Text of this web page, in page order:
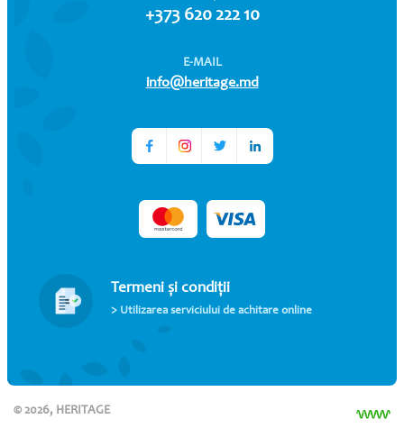
+373 620 222 10
E-MAIL
info@heritage.md
Termeni și condiții
> Utilizarea serviciului de achitare online
© 2026, HERITAGE